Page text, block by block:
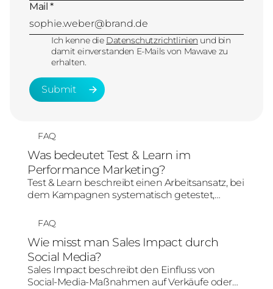
FAQ
Was bedeutet Test & Learn im
Performance Marketing?
Test & Learn beschreibt einen Arbeitsansatz, bei
dem Kampagnen systematisch getestet,
Performance Marketing werden Hypothesen
zu Creatives, Zielgruppen, Botschaften oder
Angeboten geprüft, um fundierte
Optimierungen abzuleiten.
FAQ
Wie misst man Sales Impact durch
Social Media?
Sales Impact beschreibt den Einfluss von
Social-Media-Maßnahmen auf Verkäufe oder
Mail *
Ich kenne die Datenschutzrichtlinien und bin
damit einverstanden E-Mails von Mawave zu
erhalten.
Submit